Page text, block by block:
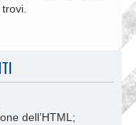
dell’HTML;